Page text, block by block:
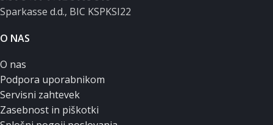
Sparkasse d.d., BIC KSPKSI22
O NAS
O nas
Podpora uporabnikom
Servisni zahtevek
Zasebnost in piškotki